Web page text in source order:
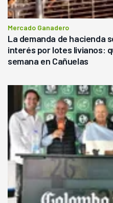
Mercado Ganadero
La demanda de hacienda
interés por lotes livianos:
semana en Cañuelas